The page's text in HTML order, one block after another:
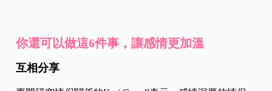
你還可以做這6件事，讓感情更加溫
互相分享